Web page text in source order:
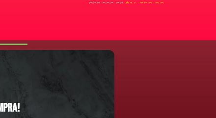
$28.000,00 $14.350,00